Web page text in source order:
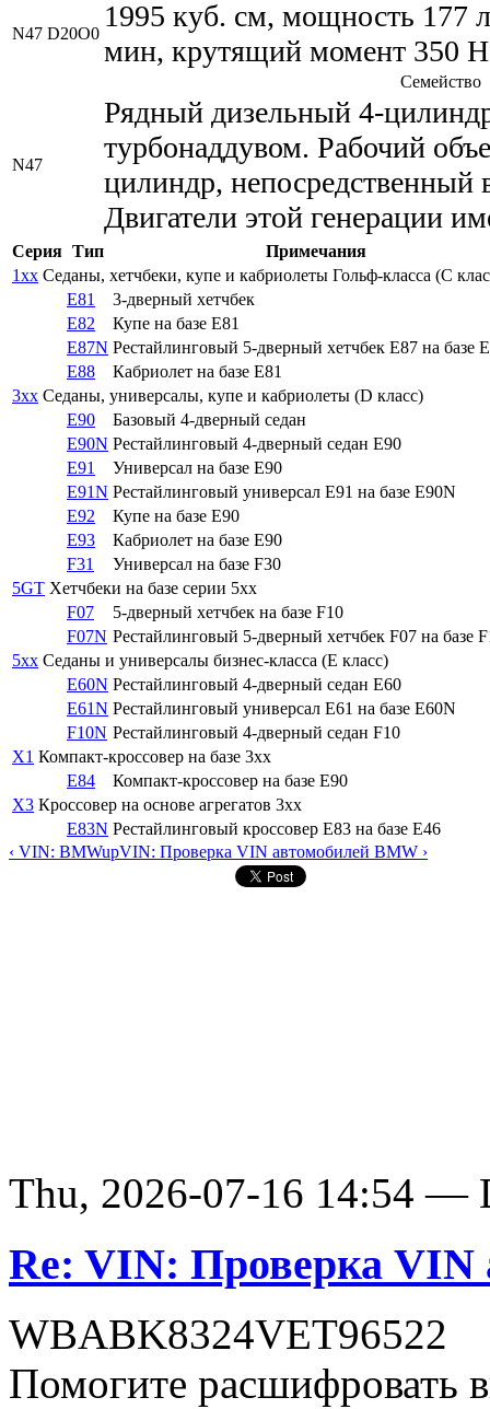
N47 D20O0
1995 куб. см, мощность 177
мин, крутящий момент 350
Семейство
N47
Рядный дизельный 4-
турбонаддувом. Рабочий
цилиндр,
Двигатели этой генерации
Серия Тип
Примечания
1xx Седаны, хетчбеки, купе и кабриолеты Гольф-класса (C
E81
3-дверный хетчбек
E82
Купе на базе E81
E87N Рестайлинговый 5-дверный хетчбек E87 на базе
E88
Кабриолет на базе E81
3xx Седаны, универсалы, купе и кабриолеты (D класс)
E90
Базовый 4-дверный седан
E90N Рестайлинговый 4-дверный седан E90
E91
Универсал на базе E90
E91N Рестайлинговый универсал E91 на базе E90N
E92
Купе на базе E90
E93
Кабриолет на базе E90
F31
Универсал на базе F30
5GT Хетчбеки на базе серии 5xx
F07
5-дверный хетчбек на базе F10
F07N Рестайлинговый 5-дверный хетчбек F07 на базе
5xx Седаны и универсалы бизнес-класса (E класс)
E60N Рестайлинговый 4-дверный седан E60
E61N Рестайлинговый универсал E61 на базе E60N
F10N Рестайлинговый 4-дверный седан F10
X1 Компакт-кроссовер на базе 3xx
E84
Компакт-кроссовер на базе E90
X3 Кроссовер на основе агрегатов 3xx
E83N Рестайлинговый кроссовер E83 на базе E46
‹ VIN: BMWupVIN: Проверка VIN автомобилей BMW ›
Thu, 2026-07-16 14:54 —
Re: VIN: Проверка VIN
WBABK8324VET96522
Помогите расшифровать